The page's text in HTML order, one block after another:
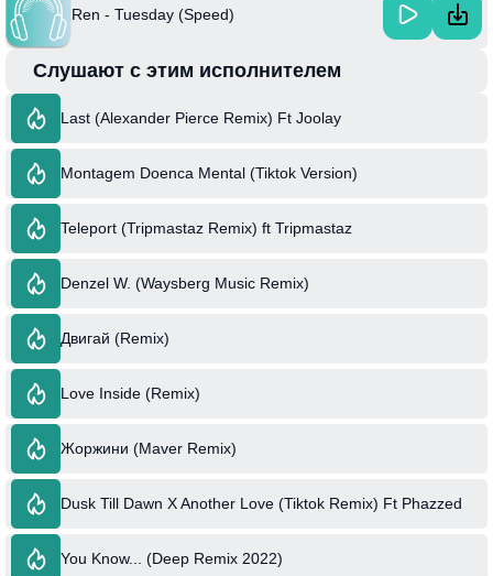
Ren - Tuesday (Speed)
Слушают с этим исполнителем
Last (Alexander Pierce Remix) Ft Joolay
Montagem Doenca Mental (Tiktok Version)
Teleport (Tripmastaz Remix) ft Tripmastaz
Denzel W. (Waysberg Music Remix)
Двигай (Remix)
Love Inside (Remix)
Жоржини (Maver Remix)
Dusk Till Dawn X Another Love (Tiktok Remix) Ft Phazzed
You Know... (Deep Remix 2022)